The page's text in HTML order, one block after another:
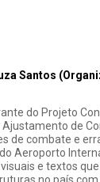
Santos
do Projeto
de
de combate e
Aeroporto
e textos